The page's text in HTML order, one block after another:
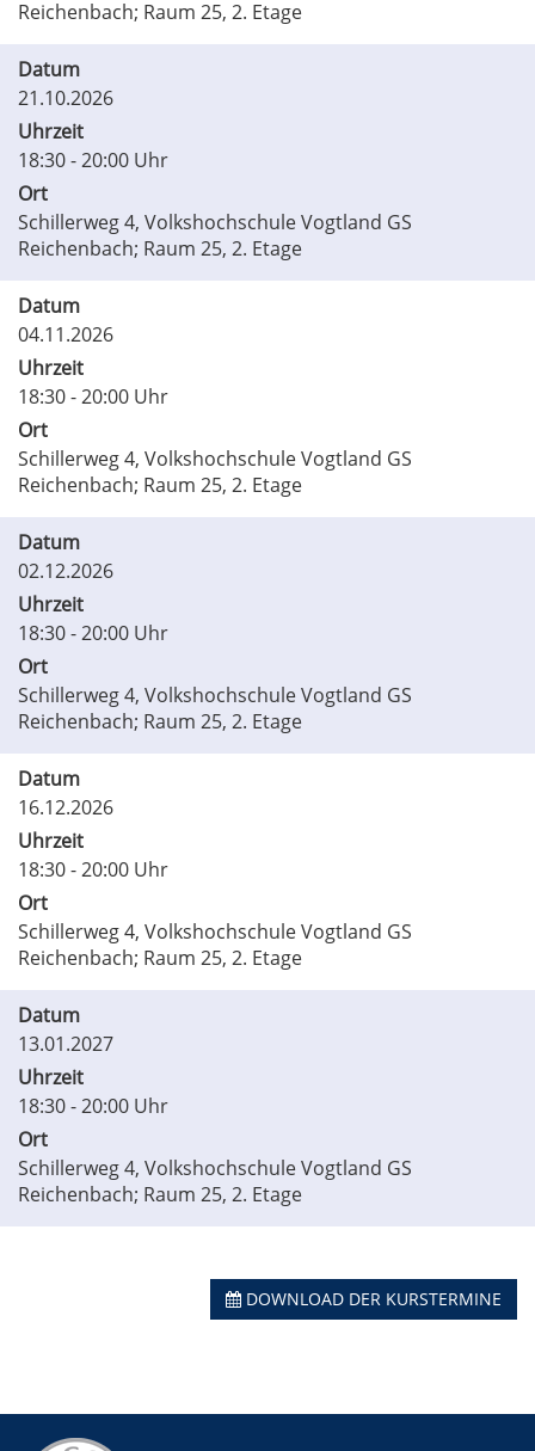
Reichenbach; Raum 25, 2. Etage
Datum
21.10.2026
Uhrzeit
18:30 - 20:00 Uhr
Ort
Schillerweg 4, Volkshochschule Vogtland GS
Reichenbach; Raum 25, 2. Etage
Datum
04.11.2026
Uhrzeit
18:30 - 20:00 Uhr
Ort
Schillerweg 4, Volkshochschule Vogtland GS
Reichenbach; Raum 25, 2. Etage
Datum
02.12.2026
Uhrzeit
18:30 - 20:00 Uhr
Ort
Schillerweg 4, Volkshochschule Vogtland GS
Reichenbach; Raum 25, 2. Etage
Datum
16.12.2026
Uhrzeit
18:30 - 20:00 Uhr
Ort
Schillerweg 4, Volkshochschule Vogtland GS
Reichenbach; Raum 25, 2. Etage
Datum
13.01.2027
Uhrzeit
18:30 - 20:00 Uhr
Ort
Schillerweg 4, Volkshochschule Vogtland GS
Reichenbach; Raum 25, 2. Etage
DOWNLOAD DER KURSTERMINE